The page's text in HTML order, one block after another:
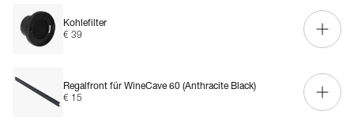
Kohlefilter
€ 39
Regalfront für WineCave 60 (Anthracite Black)
€ 15